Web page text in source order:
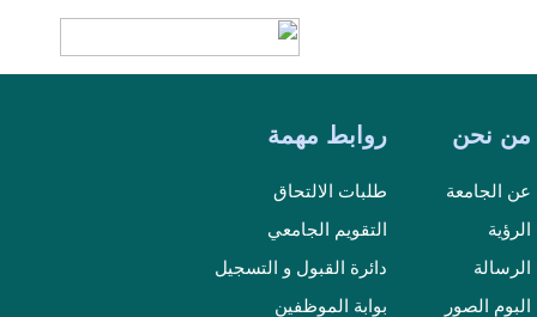
من نحن
عن الجامعة
الرؤية
الرسالة
البوم الصور
روابط مهمة
طلبات الالتحاق
التقويم الجامعي
دائرة القبول و التسجيل
بوابة الموظفين